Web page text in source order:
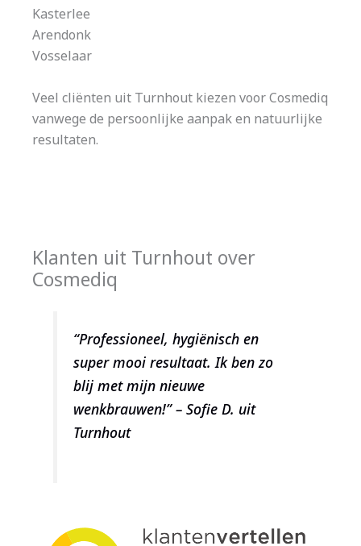
Kasterlee
Arendonk
Vosselaar
Veel cliënten uit Turnhout kiezen voor Cosmediq
vanwege de persoonlijke aanpak en natuurlijke
resultaten.
Klanten uit Turnhout over
Cosmediq
“Professioneel, hygiënisch en
super mooi resultaat. Ik ben zo
blij met mijn nieuwe
wenkbrauwen!” – Sofie D. uit
Turnhout